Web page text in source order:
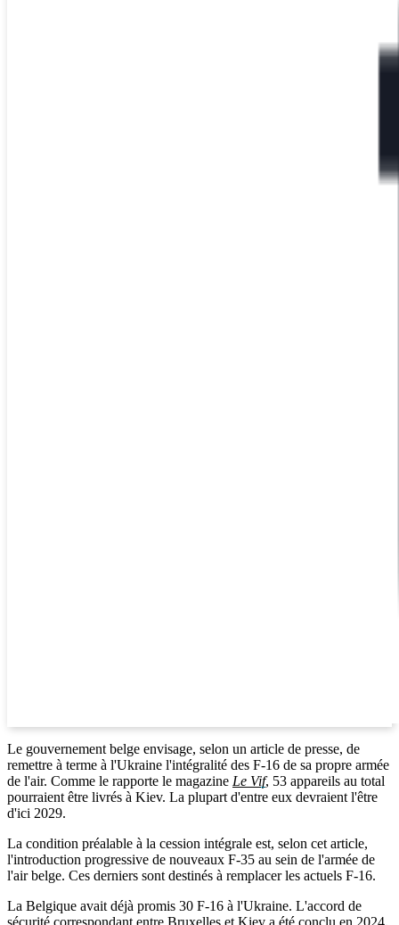
Le gouvernement belge envisage, selon un article de presse, de
remettre à terme à l'Ukraine l'intégralité des F-16 de sa propre armée
de l'air. Comme le rapporte le magazine Le Vif, 53 appareils au total
pourraient être livrés à Kiev. La plupart d'entre eux devraient l'être
d'ici 2029.
La condition préalable à la cession intégrale est, selon cet article,
l'introduction progressive de nouveaux F-35 au sein de l'armée de
l'air belge. Ces derniers sont destinés à remplacer les actuels F-16.
La Belgique avait déjà promis 30 F-16 à l'Ukraine. L'accord de
sécurité correspondant entre Bruxelles et Kiev a été conclu en 2024.